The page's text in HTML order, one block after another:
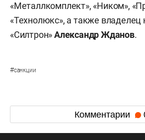
«Металлкомплект», «Ником»,
«Технолюкс», а также владелец
«Силтрон»Александр Жданов.
#санкции
Комментарии